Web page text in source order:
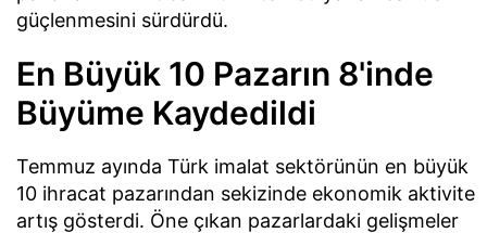
güçlenmesini sürdürdü.
En Büyük 10 Pazarın 8'inde
Büyüme Kaydedildi
Temmuz ayında Türk imalat sektörünün en büyük
10 ihracat pazarından sekizinde ekonomik aktivite
artış gösterdi. Öne çıkan pazarlardaki gelişmeler